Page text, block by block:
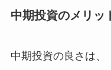
中期投資のメリッ
中期投資の良さは、